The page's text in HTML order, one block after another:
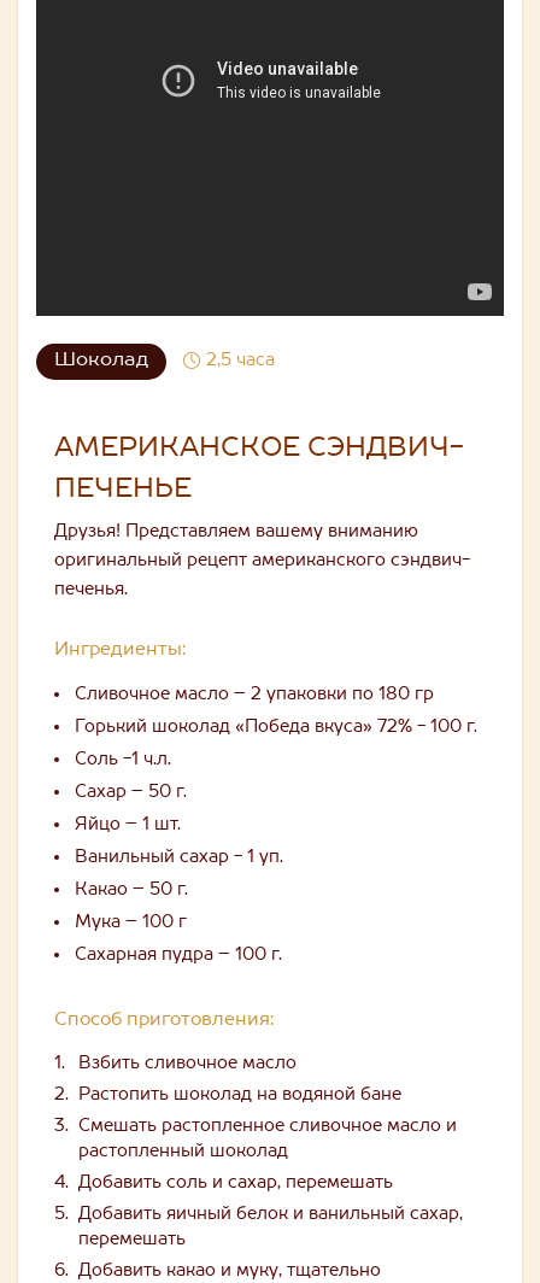
Шоколад 2,5 часа
АМЕРИКАНСКОЕ СЭНДВИЧ-
ПЕЧЕНЬЕ
Друзья! Представляем вашему вниманию
оригинальный рецепт американского сэндвич-
печенья.
Ингредиенты:
Сливочное масло – 2 упаковки по 180 гр
Горький шоколад «Победа вкуса» 72% - 100 г.
Соль -1 ч.л.
Сахар – 50 г.
Яйцо – 1 шт.
Ванильный сахар - 1 уп.
Какао – 50 г.
Мука – 100 г
Сахарная пудра – 100 г.
Способ приготовления:
Взбить сливочное масло
Растопить шоколад на водяной бане
Смешать растопленное сливочное масло и
растопленный шоколад
Добавить соль и сахар, перемешать
Добавить яичный белок и ванильный сахар,
перемешать
Добавить какао и муку, тщательно